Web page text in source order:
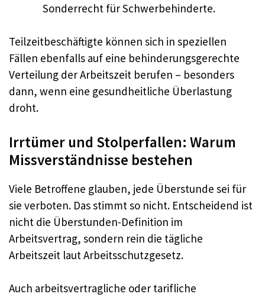
Sonderrecht für Schwerbehinderte.
Teilzeitbeschäftigte können sich in speziellen
Fällen ebenfalls auf eine behinderungsgerechte
Verteilung der Arbeitszeit berufen – besonders
dann, wenn eine gesundheitliche Überlastung
droht.​
Irrtümer und Stolperfallen: Warum
Missverständnisse bestehen
Viele Betroffene glauben, jede Überstunde sei für
sie verboten. Das stimmt so nicht. Entscheidend ist
nicht die Überstunden-Definition im
Arbeitsvertrag, sondern rein die tägliche
Arbeitszeit laut Arbeitsschutzgesetz.
Auch arbeitsvertragliche oder tarifliche